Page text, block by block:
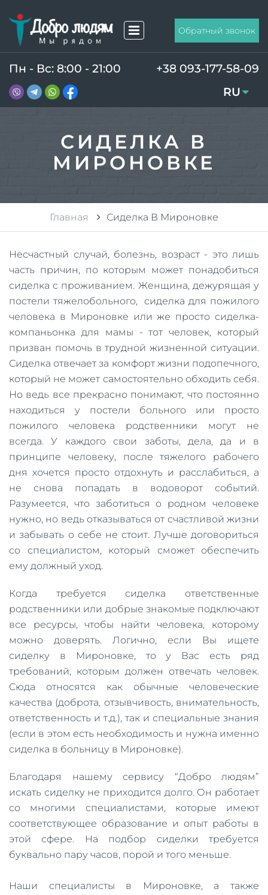
Обратный звонок
Пн - Вс: 8:00 - 21:00
+38 093-177-58-09
RU
UA
СИДЕЛКА В
МИРОНОВКЕ
Главная Сиделка В Мироновке
Несчастный случай, болезнь, возраст - это лишь
часть причин, по которым может понадобиться
сиделка с проживанием. Женщина, дежурящая у
постели тяжелобольного, сиделка для пожилого
человека в Мироновке или же просто сиделка-
компаньонка для мамы - тот человек, который
призван помочь в трудной жизненной ситуации.
Сиделка отвечает за комфорт жизни подопечного,
который не может самостоятельно обходить себя.
Но ведь все прекрасно понимают, что постоянно
находиться у постели больного или просто
пожилого человека родственники могут не
всегда. У каждого свои заботы, дела, да и в
принципе человеку, после тяжелого рабочего
дня хочется просто отдохнуть и расслабиться, а
не снова попадать в водоворот событий.
Разумеется, что заботиться о родном человеке
нужно, но ведь отказываться от счастливой жизни
и забывать о себе не стоит. Лучше договориться
со специалистом, который сможет обеспечить
ему должный уход.
Когда требуется сиделка ответственные
родственники или добрые знакомые подключают
все ресурсы, чтобы найти человека, которому
можно доверять. Логично, если Вы ищете
сиделку в Мироновке, то у Вас есть ряд
требований, которым должен отвечать человек.
Сюда относятся как обычные человеческие
качества (доброта, отзывчивость, внимательность,
ответственность и т.д.), так и специальные знания
(если в этом есть необходимость и нужна именно
сиделка в больницу в Мироновке).
Благодаря нашему сервису “Добро людям”
искать сиделку не приходится долго. Он работает
со многими специалистами, которые имеют
соответствующее образование и опыт работы в
этой сфере. На подбор сиделки требуется
буквально пару часов, порой и того меньше.
Наши специалисты в Мироновке, а также